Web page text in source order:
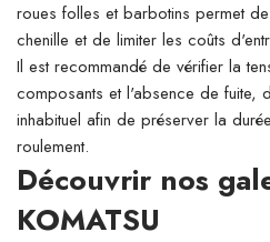
roues folles et barbotins permet
chenille et de limiter les coûts
Il est recommandé de vérifier la
composants et l'absence de fuite,
inhabituel afin de préserver la
roulement.
Découvrir nos
KOMATSU